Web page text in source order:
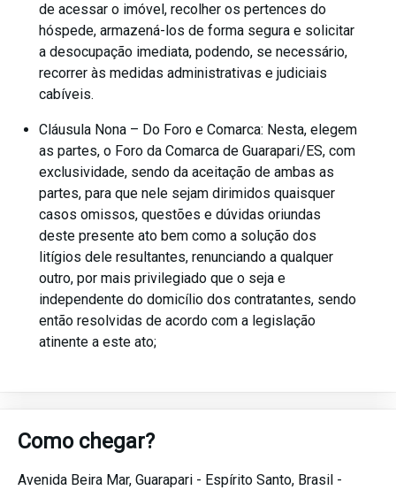
de acessar o imóvel, recolher os pertences do
hóspede, armazená-los de forma segura e solicitar
a desocupação imediata, podendo, se necessário,
recorrer às medidas administrativas e judiciais
cabíveis.
Cláusula Nona – Do Foro e Comarca: Nesta, elegem
as partes, o Foro da Comarca de Guarapari/ES, com
exclusividade, sendo da aceitação de ambas as
partes, para que nele sejam dirimidos quaisquer
casos omissos, questões e dúvidas oriundas
deste presente ato bem como a solução dos
litígios dele resultantes, renunciando a qualquer
outro, por mais privilegiado que o seja e
independente do domicílio dos contratantes, sendo
então resolvidas de acordo com a legislação
atinente a este ato;
Como chegar?
Avenida Beira Mar, Guarapari - Espírito Santo, Brasil -